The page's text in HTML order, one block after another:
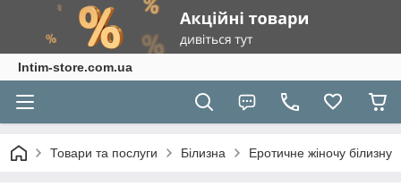
Intim-store.com.ua
Товари та послуги Білизна Еротичне жіночу білизну